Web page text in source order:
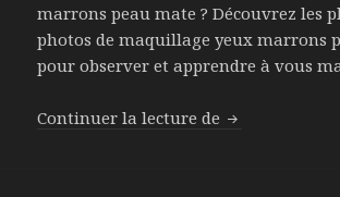
marrons peau mate ? Découvrez les
photos de maquillage yeux marrons
pour observer et apprendre à vous
Continuer la lecture de Le